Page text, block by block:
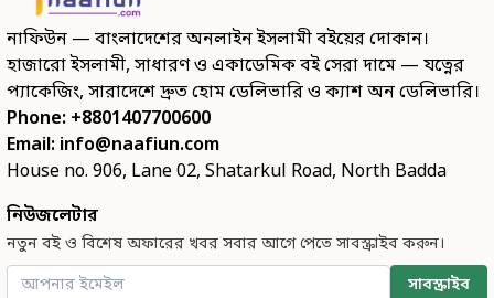
নাফিউন — বাংলাদেশের অনলাইন ইসলামী বইয়ের দোকান।
হাজারো ইসলামী, সাধারণ ও একাডেমিক বই সেরা দামে — যত্নের
প্যাকেজিং, সারাদেশে দ্রুত হোম ডেলিভারি ও ক্যাশ অন ডেলিভারি।
Phone: +8801407700600
Email: info@naafiun.com
House no. 906, Lane 02, Shatarkul Road, North Badda
নিউজলেটার
নতুন বই ও বিশেষ অফারের খবর সবার আগে পেতে সাবস্ক্রাইব করুন।
সাবস্ক্রাইব